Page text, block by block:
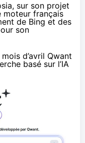
sur son projet
moteur français
de Bing et des
son
d’avril Qwant
basé sur l’IA